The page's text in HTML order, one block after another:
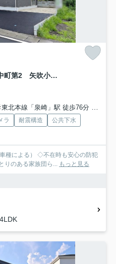
新築戸建・新築建売 矢吹町中町第2 矢吹小・矢吹中
東北本線「泉崎」駅 徒歩76分 東北
ラ 耐震構造
公共下水
種による） ◇不在時も安心の防犯
りのある家族団ら... もっと見る